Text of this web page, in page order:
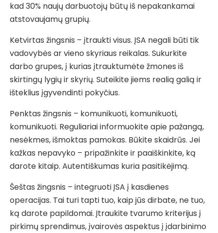
kad 30% naujų darbuotojų būtų iš nepakankamai
atstovaujamų grupių.
Ketvirtas žingsnis – įtraukti visus. ĮSA negali būti tik
vadovybės ar vieno skyriaus reikalas. Sukurkite
darbo grupes, į kurias įtrauktumėte žmones iš
skirtingų lygių ir skyrių. Suteikite jiems realią galią ir
išteklius įgyvendinti pokyčius.
Penktas žingsnis – komunikuoti, komunikuoti,
komunikuoti. Reguliariai informuokite apie pažangą,
nesėkmes, išmoktas pamokas. Būkite skaidrūs. Jei
kažkas nepavyko – pripažinkite ir paaiškinkite, ką
darote kitaip. Autentiškumas kuria pasitikėjimą.
Šeštas žingsnis – integruoti ĮSA į kasdienes
operacijas. Tai turi tapti tuo, kaip jūs dirbate, ne tuo,
ką darote papildomai. Įtraukite tvarumo kriterijus į
pirkimų sprendimus, įvairovės aspektus į įdarbinimo